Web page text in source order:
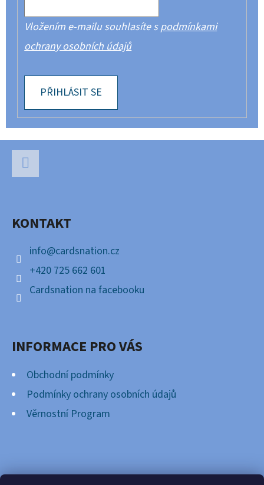
Vložením e-mailu souhlasíte spodmínkami
ochrany osobních údajů
PŘIHLÁSIT SE
KONTAKT
info@cardsnation.cz
+420 725 662 601
Cardsnation na facebooku
INFORMACE PRO VÁS
Obchodní podmínky
Podmínky ochrany osobních údajů
Věrnostní Program
FACEBOOK